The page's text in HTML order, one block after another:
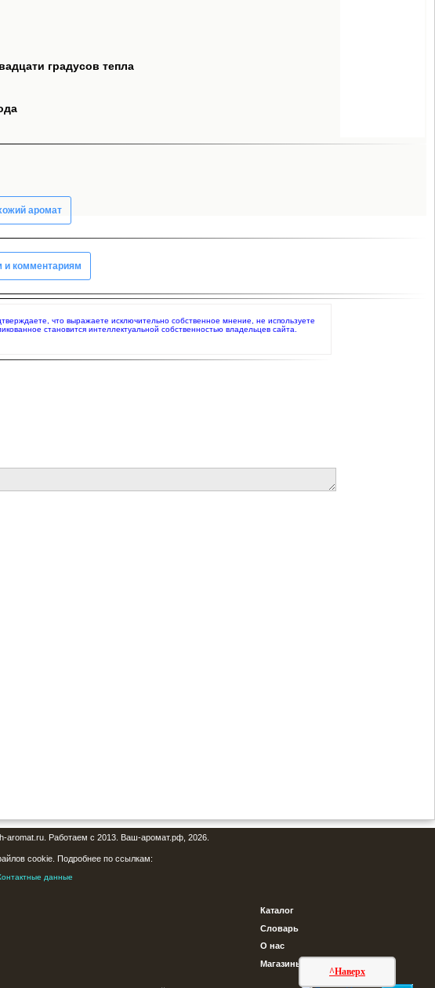
градусов тепла
аромат
и комментариям
что выражаете исключительно собственное мнение, не используете
становится интеллектуальной собственностью владельцев сайта.
^Наверх
aromat.ru. Работаем с 2013. Ваш-аромат.рф, 2026.
cookie. Подробнее по ссылкам:
данные
Каталог
Словарь
О нас
Магазины